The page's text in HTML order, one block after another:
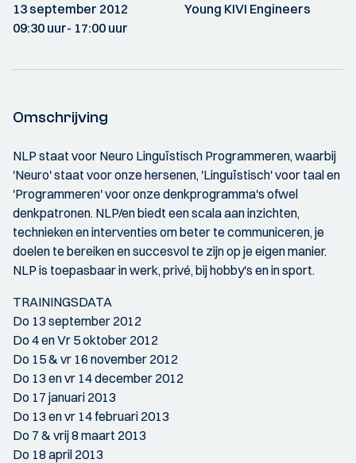
13 september 2012
09:30 uur- 17:00 uur
Young KIVI Engineers
Omschrijving
NLP staat voor Neuro Linguïstisch Programmeren, waarbij
'Neuro' staat voor onze hersenen, 'Linguïstisch' voor taal en
'Programmeren' voor onze denkprogramma's ofwel
denkpatronen. NLP/en biedt een scala aan inzichten,
technieken en interventies om beter te communiceren, je
doelen te bereiken en succesvol te zijn op je eigen manier.
NLP is toepasbaar in werk, privé, bij hobby's en in sport.
TRAININGSDATA
Do 13 september 2012
Do 4 en Vr 5 oktober 2012
Do 15 & vr 16 november 2012
Do 13 en vr 14 december 2012
Do 17 januari 2013
Do 13 en vr 14 februari 2013
Do 7 & vrij 8 maart 2013
Do 18 april 2013